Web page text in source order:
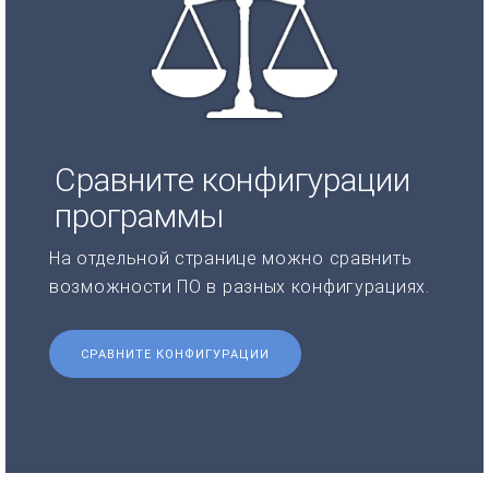
Сравните конфигурации
программы
На отдельной странице можно сравнить
возможности ПО в разных конфигурациях.
СРАВНИТЕ КОНФИГУРАЦИИ